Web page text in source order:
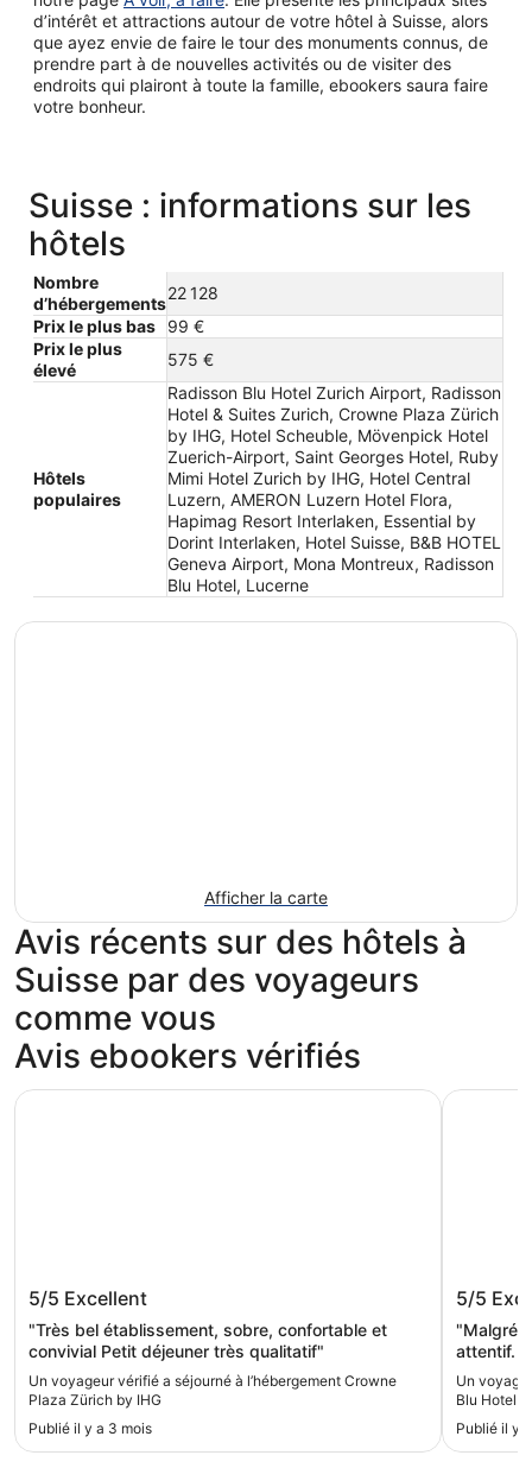
d’intérêt et attractions autour de votre hôtel à Suisse, alors
que ayez envie de faire le tour des monuments connus, de
prendre part à de nouvelles activités ou de visiter des
endroits qui plairont à toute la famille, ebookers saura faire
votre bonheur.
Suisse : informations sur les
hôtels
Nombre
d’hébergements
22 128
Prix le plus bas
99 €
Prix le plus
élevé
575 €
Hôtels
populaires
Radisson Blu Hotel Zurich Airport, Radisson
Hotel & Suites Zurich, Crowne Plaza Zürich
by IHG, Hotel Scheuble, Mövenpick Hotel
Zuerich-Airport, Saint Georges Hotel, Ruby
Mimi Hotel Zurich by IHG, Hotel Central
Luzern, AMERON Luzern Hotel Flora,
Hapimag Resort Interlaken, Essential by
Dorint Interlaken, Hotel Suisse, B&B HOTEL
Geneva Airport, Mona Montreux, Radisson
Blu Hotel, Lucerne
Afficher la carte
Avis récents sur des hôtels à
Suisse par des voyageurs
comme vous
Avis ebookers vérifiés
5/5 Excellent
"Très bel établissement, sobre, confortable et
convivial Petit déjeuner très qualitatif"
Un voyageur vérifié a séjourné à l’hébergement Crowne
Plaza Zürich by IHG
Publié il y a 3 mois
Crowne Plaza Zürich by IHG
5/5
"Malgré
attentif.
très tôt
Un
Blu Hotel
Publié il y